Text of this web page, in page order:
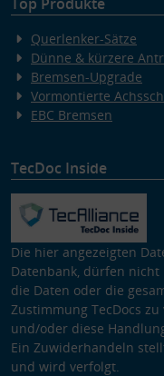
Querlenker-Sätze
Dünne & kürzere
Bremsen-Upgrade
Vormontierte
EBC Bremsen
TecDoc Inside
Die hier angezeigten
Datenbank, dürfen nicht
die Daten oder die
Zustimmung TecDocs
und/oder diese
Ein Zuwiderhandeln
und wird verfolgt.